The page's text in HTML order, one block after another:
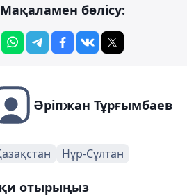
Мақаламен бөлісу:
Әріпжан Тұрғымбаев
Нұр-Сұлтан
отырыңыз